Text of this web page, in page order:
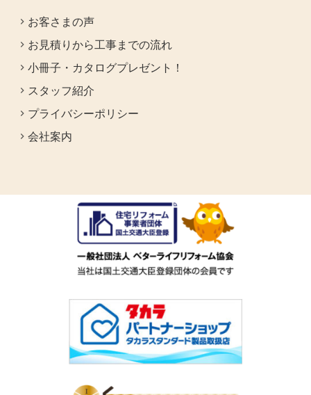
お客さまの声
お見積りから工事までの流れ
小冊子・カタログプレゼント！
スタッフ紹介
プライバシーポリシー
会社案内